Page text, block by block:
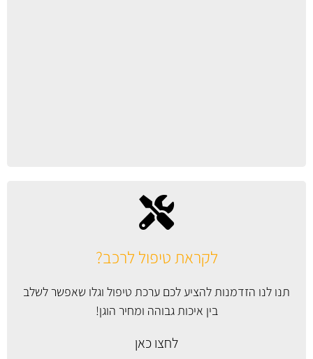
לקראת טיפול לרכב?
תנו לנו הזדמנות להציע לכם ערכת טיפול וגלו שאפשר לשלב
בין איכות גבוהה ומחיר הוגן!
לחצו כאן